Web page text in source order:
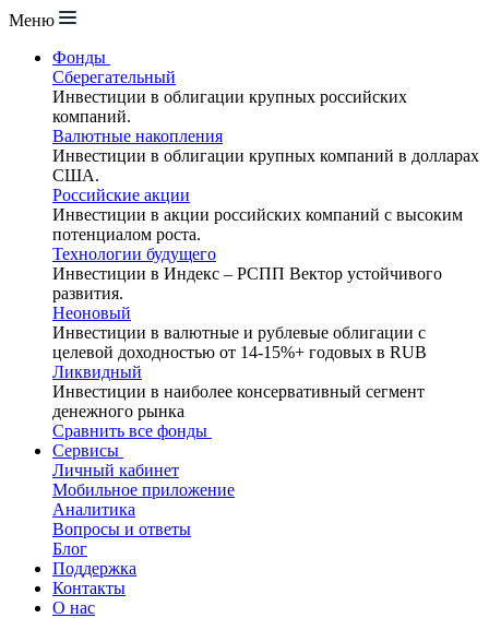
Меню
Фонды
Сберегательный
Инвестиции в облигации крупных российских
компаний.
Валютные накопления
Инвестиции в облигации крупных компаний в долларах
США.
Российские акции
Инвестиции в акции российских компаний с высоким
потенциалом роста.
Технологии будущего
Инвестиции в Индекс – РСПП Вектор устойчивого
развития.
Неоновый
Инвестиции в валютные и рублевые облигации с
целевой доходностью от 14-15%+ годовых в RUB
Ликвидный
Инвестиции в наиболее консервативный сегмент
денежного рынка
Сравнить все фонды
Сервисы
Личный кабинет
Мобильное приложение
Аналитика
Вопросы и ответы
Блог
Поддержка
Контакты
О нас